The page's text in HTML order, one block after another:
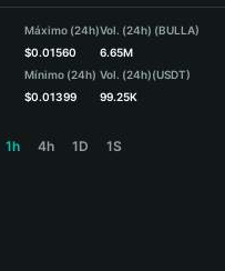
Máximo (24h)
$0.01560
Mínimo (24h)
$0.01399
Vol. (24h) (BULLA)
6.65M
Vol. (24h)(USDT)
99.25K
1h 4h 1D 1S